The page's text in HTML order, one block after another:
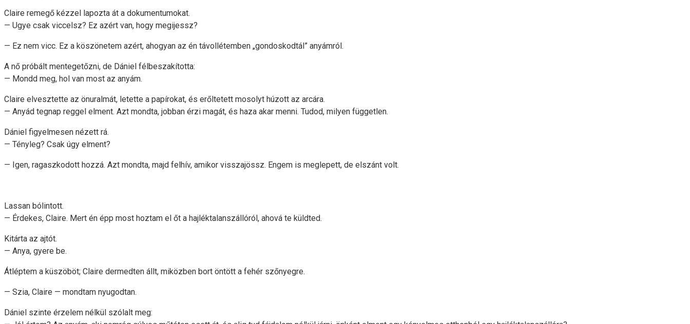
Claire remegő kézzel lapozta át a dokumentumokat.
— Ugye csak viccelsz? Ez azért van, hogy megijessz?
— Ez nem vicc. Ez a köszönetem azért, ahogyan az én távollétemben „gondoskodtál” anyámról.
A nő próbált mentegetőzni, de Dániel félbeszakította:
— Mondd meg, hol van most az anyám.
Claire elvesztette az önuralmát, letette a papírokat, és erőltetett mosolyt húzott az arcára.
— Anyád tegnap reggel elment. Azt mondta, jobban érzi magát, és haza akar menni. Tudod, milyen független.
Dániel figyelmesen nézett rá.
— Tényleg? Csak úgy elment?
— Igen, ragaszkodott hozzá. Azt mondta, majd felhív, amikor visszajössz. Engem is meglepett, de elszánt volt.
Lassan bólintott.
— Érdekes, Claire. Mert én épp most hoztam el őt a hajléktalanszállóról, ahová te küldted.
Kitárta az ajtót.
— Anya, gyere be.
Átléptem a küszöböt; Claire dermedten állt, miközben bort öntött a fehér szőnyegre.
— Szia, Claire — mondtam nyugodtan.
Dániel szinte érzelem nélkül szólalt meg: